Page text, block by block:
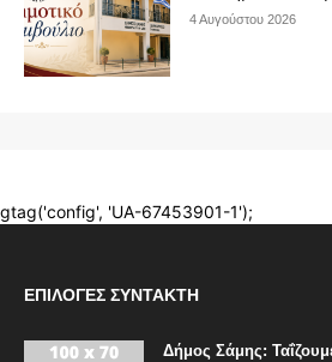
ΕΠΙΛΟΓΈΣ ΣΥΝΤΆΚΤΗ
Δήμος Σάμης: